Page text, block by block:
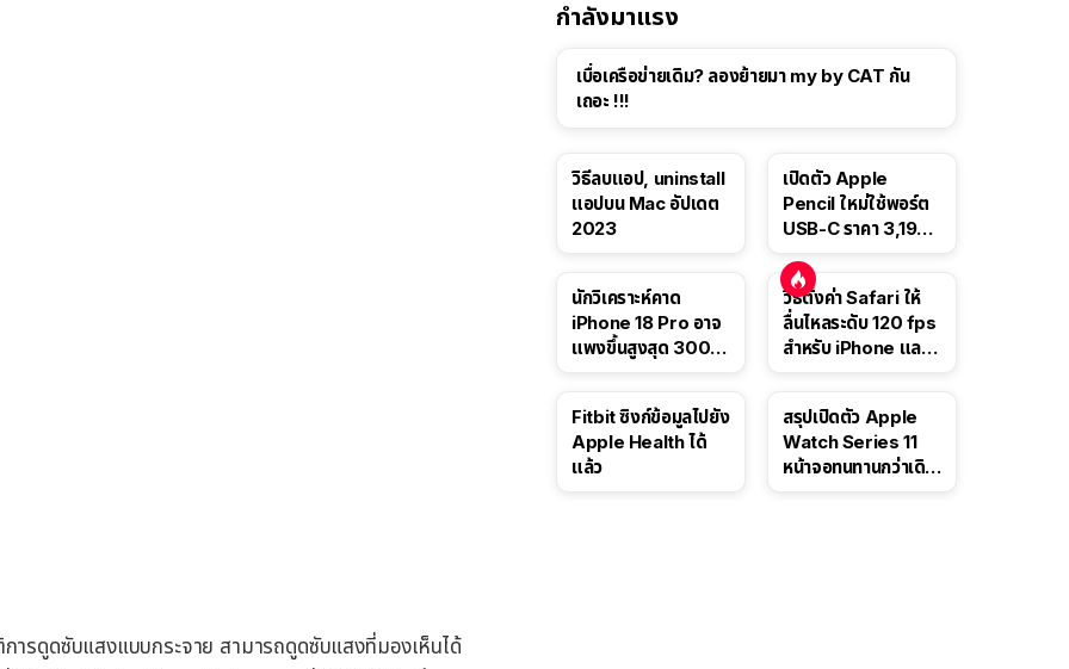
รดูดซับแสงแบบกระจาย สามารถดูดซับแสงที่มองเห็นได้
กำลังมาแรง
เบื่อเครือข่ายเดิม? ลองย้ายมา my by CAT กัน
เถอะ !!!
วิธีลบแอป, uninstall
แอปบน Mac อัปเดต
2023
เปิดตัว Apple
Pencil ใหม่ใช้พอร์ต
USB-C ราคา 3,190
นี้
นักวิเคราะห์คาด
iPhone 18 Pro อาจ
แพงขึ้นสูงสุด 300
วิธีตั้งค่า Safari ให้
ลื่นไหลระดับ 120 fps
สำหรับ iPhone และ
Fitbit ซิงก์ข้อมูลไปยัง
Apple Health ได้
แล้ว
สรุปเปิดตัว Apple
Watch Series 11
หน้าจอทนทานกว่าเดิม